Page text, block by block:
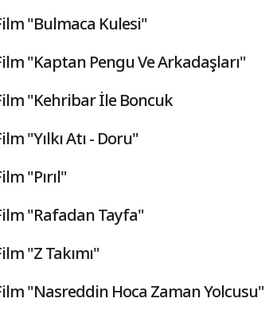
"Bulmaca Kulesi"
"Kaptan Pengu Ve Arkadaşları"
"Kehribar İle Boncuk
"Yılkı Atı - Doru"
"Pırıl"
"Rafadan Tayfa"
"Z Takımı"
"Nasreddin Hoca Zaman Yolcusu"